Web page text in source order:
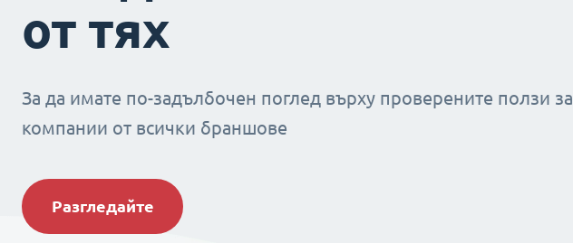
от тях
За да имате по-задълбочен поглед върху проверените ползи за
компании от всички браншове
Разгледайте